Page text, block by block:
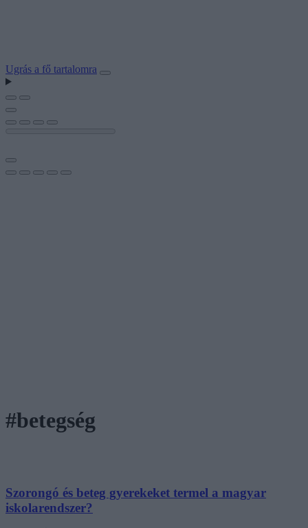
Ugrás a fő tartalomra
#betegség
Szorongó és beteg gyerekeket termel a magyar
iskolarendszer?